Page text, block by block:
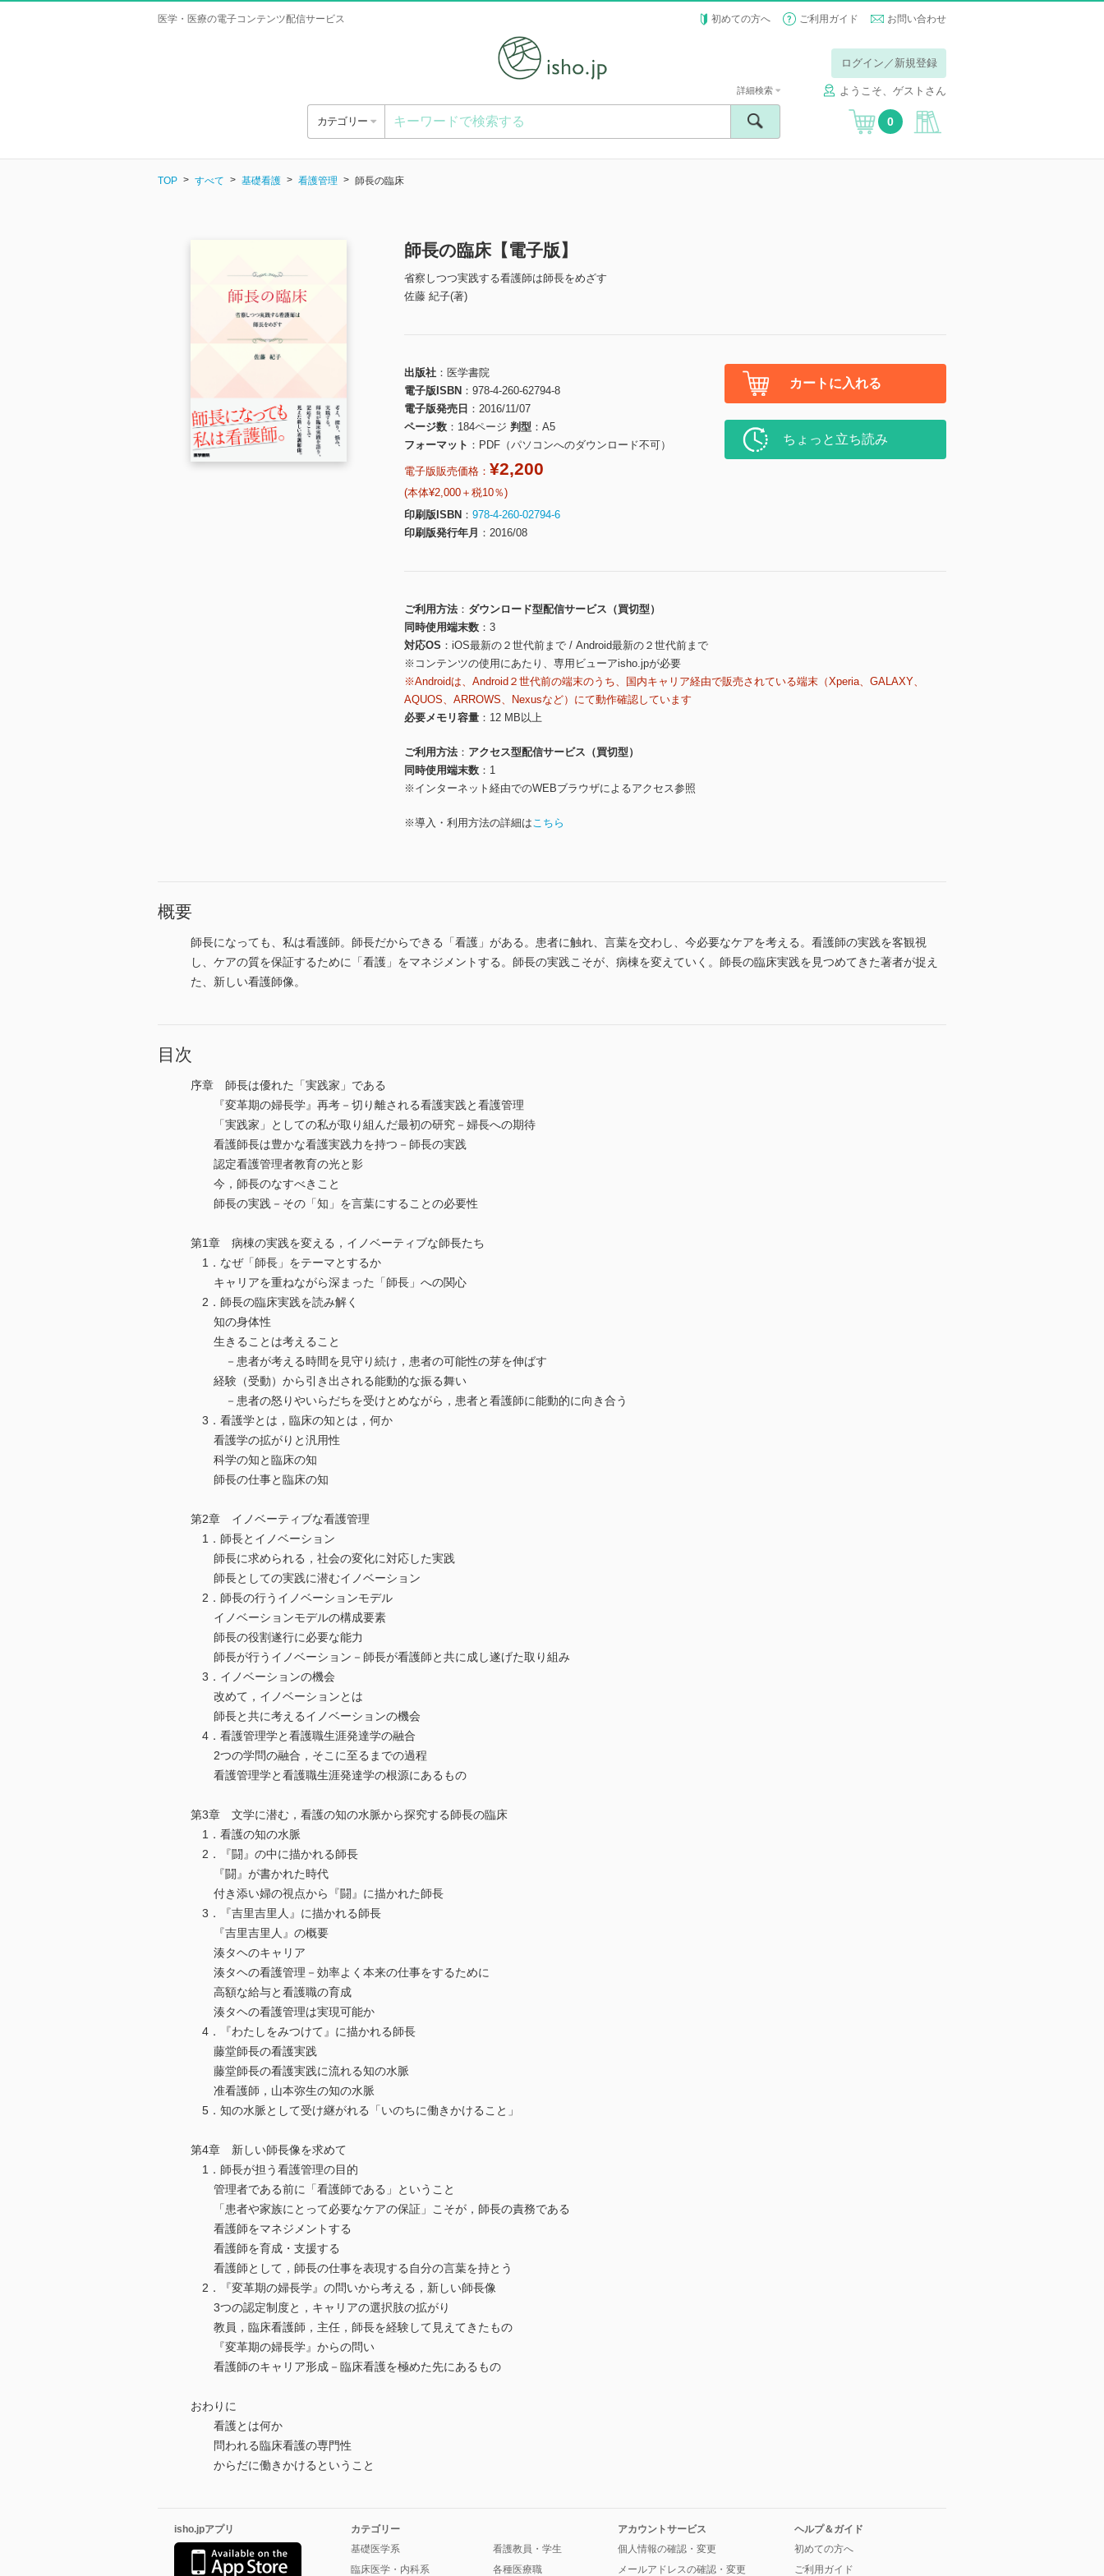
医学・医療の電子コンテンツ配信サービス 初めての方へ ご利用ガイド お問い合わせ
ログイン／新規登録
ようこそ、ゲストさん
カテゴリー
詳細検索
0
TOP すべて 基礎看護 看護管理 師長の臨床
師長の臨床【電子版】
省察しつつ実践する看護師は師長をめざす
佐藤 紀子(著)
出版社
医学書院
電子版ISBN
978-4-260-62794-8
電子版発売日
2016/11/07
ページ数
184ページ 判型
A5
フォーマット
PDF（パソコンへのダウンロード不可）
電子版販売価格： ¥2,200
(本体¥2,000＋税10％)
印刷版ISBN
978-4-260-02794-6
印刷版発行年月
2016/08
カートに入れる
ちょっと立ち読み
ご利用方法
ダウンロード型配信サービス（買切型）
同時使用端末数
3
対応OS
iOS最新の２世代前まで / Android最新の２世代前まで
※コンテンツの使用にあたり、専用ビューアisho.jpが必要
※Androidは、Android２世代前の端末のうち、国内キャリア経由で販売されている端末（Xperia、GALAXY、
AQUOS、ARROWS、Nexusなど）にて動作確認しています
必要メモリ容量
12 MB以上
ご利用方法
アクセス型配信サービス（買切型）
同時使用端末数
1
※インターネット経由でのWEBブラウザによるアクセス参照
※導入・利用方法の詳細はこちら
概要
師長になっても、私は看護師。師長だからできる「看護」がある。患者に触れ、言葉を交わし、今必要なケアを考える。看護師の実践を客観視
し、ケアの質を保証するために「看護」をマネジメントする。師長の実践こそが、病棟を変えていく。師長の臨床実践を見つめてきた著者が捉え
た、新しい看護師像。
目次
序章 師長は優れた「実践家」である
『変革期の婦長学』再考－切り離される看護実践と看護管理
「実践家」としての私が取り組んだ最初の研究－婦長への期待
看護師長は豊かな看護実践力を持つ－師長の実践
認定看護管理者教育の光と影
今，師長のなすべきこと
師長の実践－その「知」を言葉にすることの必要性
第1章 病棟の実践を変える，イノベーティブな師長たち
1．なぜ「師長」をテーマとするか
キャリアを重ねながら深まった「師長」への関心
2．師長の臨床実践を読み解く
知の身体性
生きることは考えること
－患者が考える時間を見守り続け，患者の可能性の芽を伸ばす
経験（受動）から引き出される能動的な振る舞い
－患者の怒りやいらだちを受けとめながら，患者と看護師に能動的に向き合う
3．看護学とは，臨床の知とは，何か
看護学の拡がりと汎用性
科学の知と臨床の知
師長の仕事と臨床の知
第2章 イノベーティブな看護管理
1．師長とイノベーション
師長に求められる，社会の変化に対応した実践
師長としての実践に潜むイノベーション
2．師長の行うイノベーションモデル
イノベーションモデルの構成要素
師長の役割遂行に必要な能力
師長が行うイノベーション－師長が看護師と共に成し遂げた取り組み
3．イノベーションの機会
改めて，イノベーションとは
師長と共に考えるイノベーションの機会
4．看護管理学と看護職生涯発達学の融合
2つの学問の融合，そこに至るまでの過程
看護管理学と看護職生涯発達学の根源にあるもの
第3章 文学に潜む，看護の知の水脈から探究する師長の臨床
1．看護の知の水脈
2．『闘』の中に描かれる師長
『闘』が書かれた時代
付き添い婦の視点から『闘』に描かれた師長
3．『吉里吉里人』に描かれる師長
『吉里吉里人』の概要
湊タヘのキャリア
湊タヘの看護管理－効率よく本来の仕事をするために
高額な給与と看護職の育成
湊タヘの看護管理は実現可能か
4．『わたしをみつけて』に描かれる師長
藤堂師長の看護実践
藤堂師長の看護実践に流れる知の水脈
准看護師，山本弥生の知の水脈
5．知の水脈として受け継がれる「いのちに働きかけること」
第4章 新しい師長像を求めて
1．師長が担う看護管理の目的
管理者である前に「看護師である」ということ
「患者や家族にとって必要なケアの保証」こそが，師長の責務である
看護師をマネジメントする
看護師を育成・支援する
看護師として，師長の仕事を表現する自分の言葉を持とう
2．『変革期の婦長学』の問いから考える，新しい師長像
3つの認定制度と，キャリアの選択肢の拡がり
教員，臨床看護師，主任，師長を経験して見えてきたもの
『変革期の婦長学』からの問い
看護師のキャリア形成－臨床看護を極めた先にあるもの
おわりに
看護とは何か
問われる臨床看護の専門性
からだに働きかけるということ
isho.jpアプリ
カテゴリー
基礎医学系
臨床医学・内科系
看護教員・学生
各種医療職
アカウントサービス
個人情報の確認・変更
メールアドレスの確認・変更
ヘルプ＆ガイド
初めての方へ
ご利用ガイド